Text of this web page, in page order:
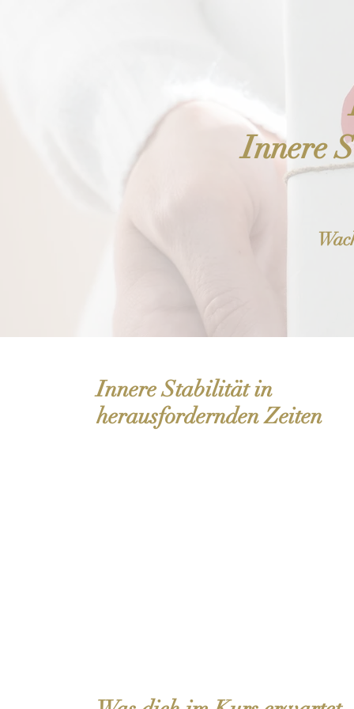
Innere
Innere Stabilität in
herausfordernden Zeiten
Wachstum entsteht nicht trotz